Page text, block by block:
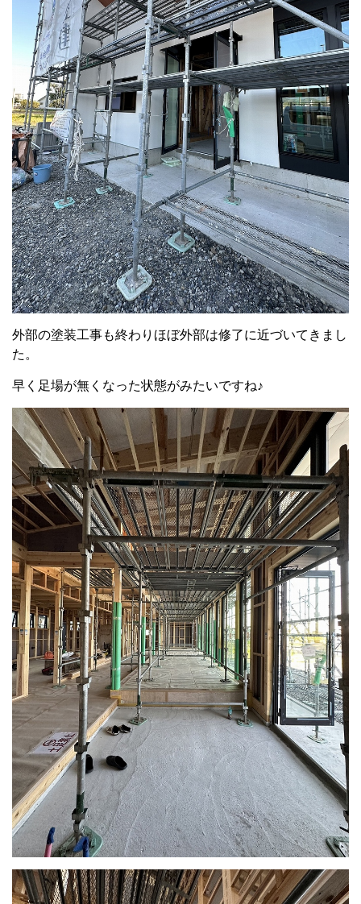
外部の塗装工事も終わりほぼ外部は修了に近づいてきまし
た。
早く足場が無くなった状態がみたいですね♪